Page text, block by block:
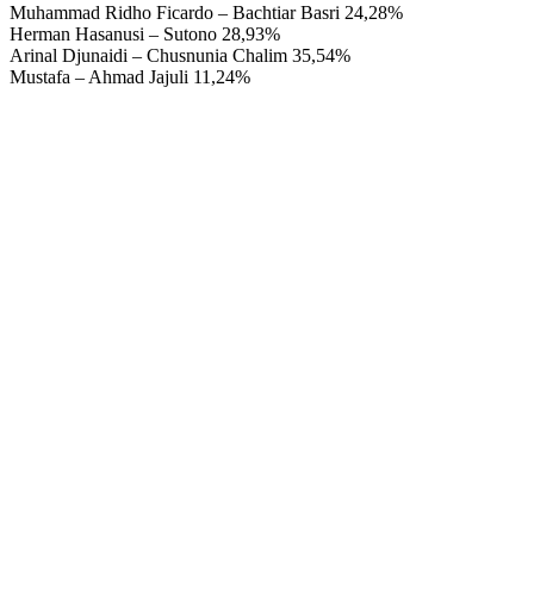
Muhammad Ridho Ficardo – Bachtiar Basri 24,28%
Herman Hasanusi – Sutono 28,93%
Arinal Djunaidi – Chusnunia Chalim 35,54%
Mustafa – Ahmad Jajuli 11,24%